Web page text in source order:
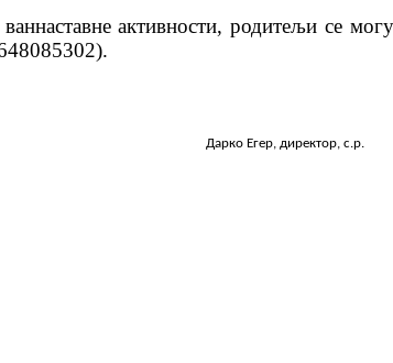
активности, родитељи се могу
.
Егер, директор, с.р.